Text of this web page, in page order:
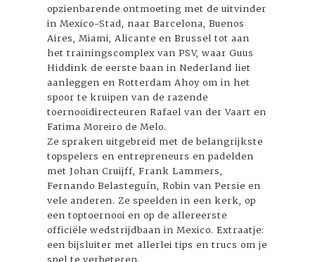
opzienbarende ontmoeting met de uitvinder
in Mexico-Stad, naar Barcelona, Buenos
Aires, Miami, Alicante en Brussel tot aan
het trainingscomplex van PSV, waar Guus
Hiddink de eerste baan in Nederland liet
aanleggen en Rotterdam Ahoy om in het
spoor te kruipen van de razende
toernooidirecteuren Rafael van der Vaart en
Fatima Moreiro de Melo.
Ze spraken uitgebreid met de belangrijkste
topspelers en entrepreneurs en padelden
met Johan Cruijff, Frank Lammers,
Fernando Belasteguín, Robin van Persie en
vele anderen. Ze speelden in een kerk, op
een toptoernooi en op de allereerste
officiële wedstrijdbaan in Mexico. Extraatje:
een bijsluiter met allerlei tips en trucs om je
spel te verbeteren.